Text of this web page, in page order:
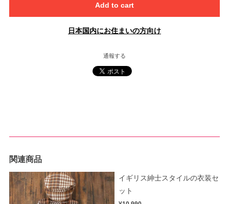
Add to cart
日本国内にお住まいの方向け
通報する
関連商品
イギリス紳士スタイルの衣装セ
ット